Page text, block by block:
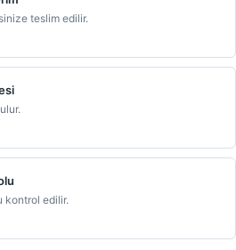
teslim edilir.
kontrol edilir.